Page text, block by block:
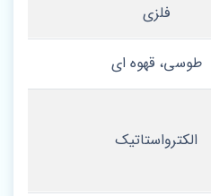
فلزی
طوسی، قهوه ای
الکترواستاتیک